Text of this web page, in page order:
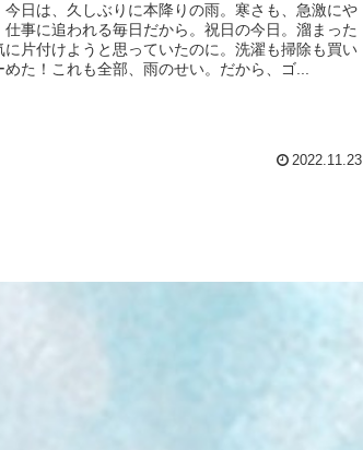
今日は、久しぶりに本降りの雨。寒さも、急激にや
仕事に追われる毎日だから。祝日の今日。溜まった
に片付けようと思っていたのに。洗濯も掃除も買い
めた！これも全部、雨のせい。だから、ゴ...
2022.11.23